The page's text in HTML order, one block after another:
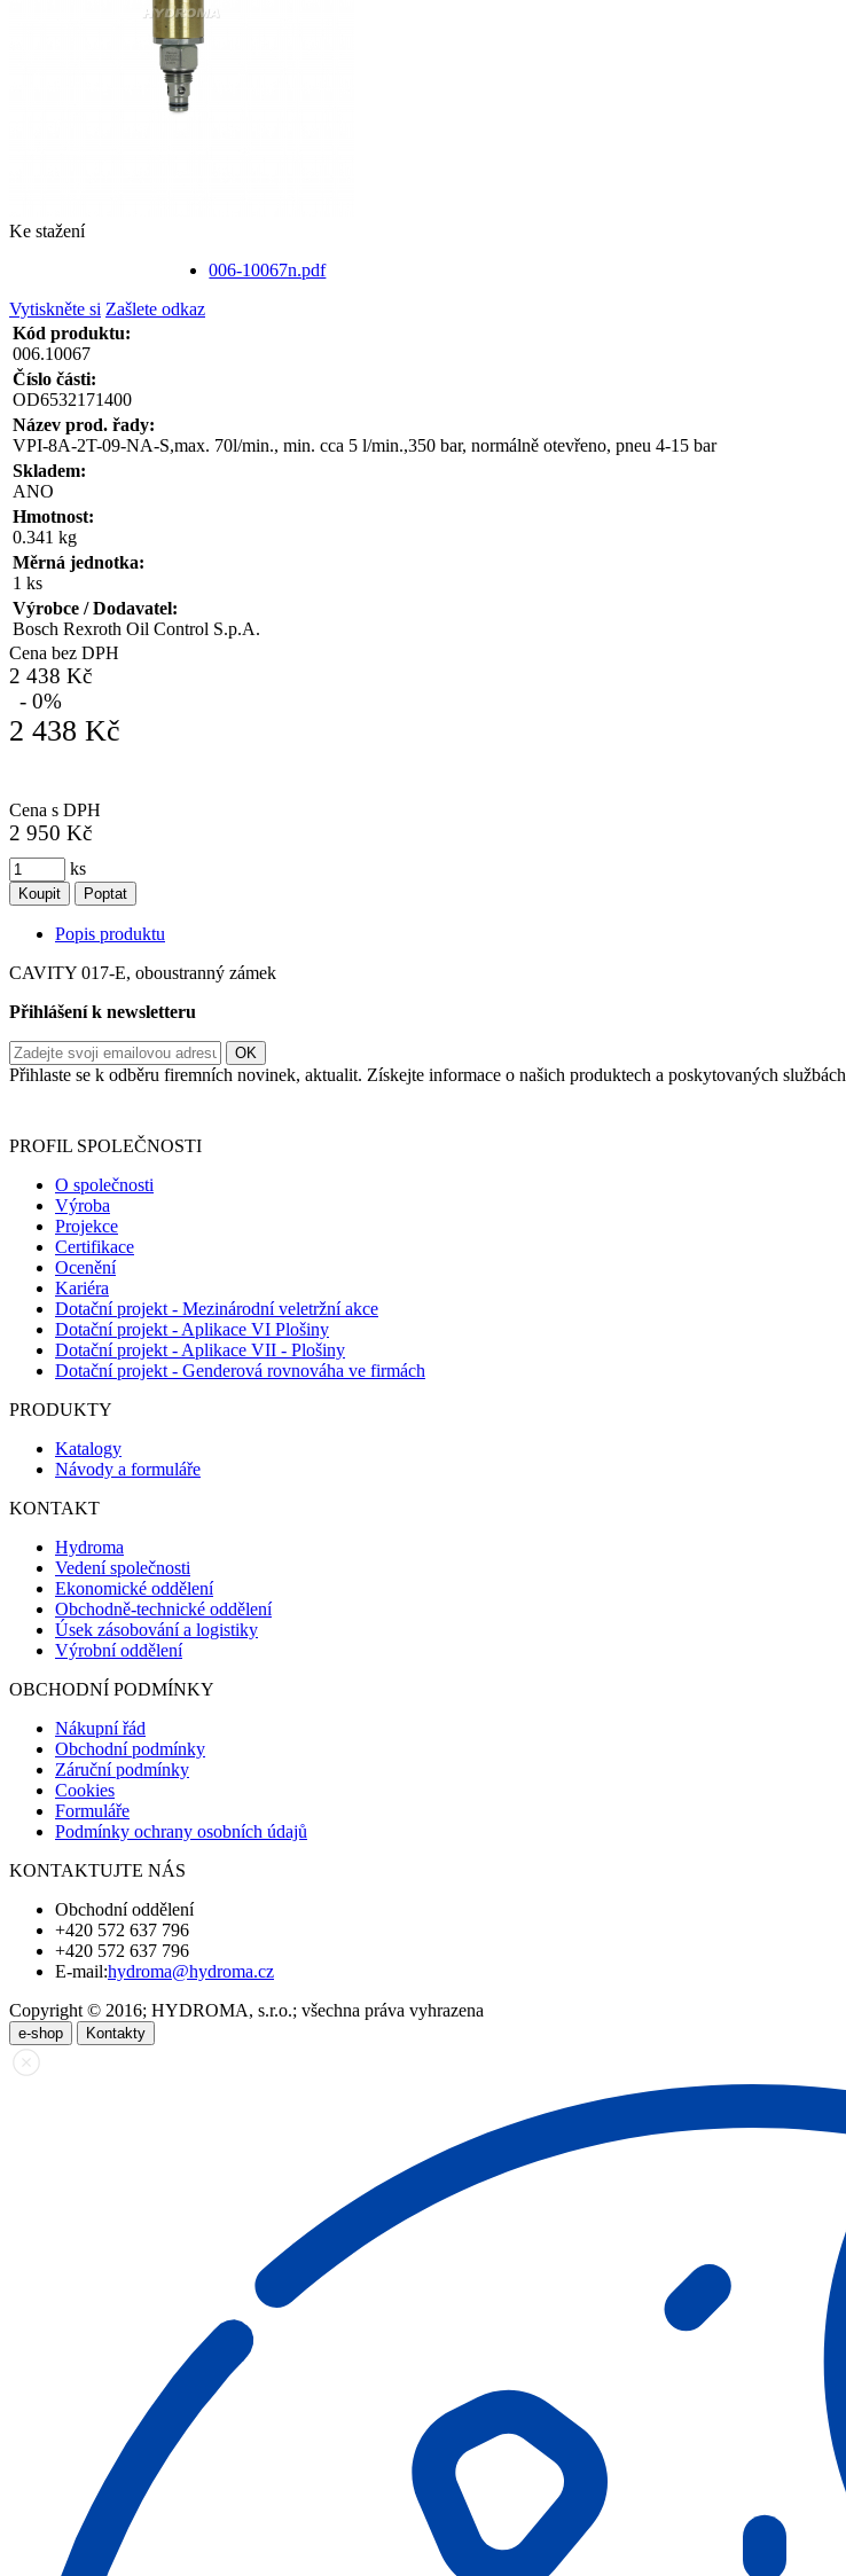
Ke stažení
006-10067n.pdf
Vytiskněte si Zašlete odkaz
Kód produktu:
006.10067
Číslo části:
OD6532171400
Název prod. řady:
VPI-8A-2T-09-NA-S,max. 70l/min., min. cca 5 l/min.,350 bar, normálně otevřeno, pneu 4-15 bar
Skladem:
ANO
Hmotnost:
0.341 kg
Měrná jednotka:
1 ks
Výrobce / Dodavatel:
Bosch Rexroth Oil Control S.p.A.
Cena bez DPH
2 438 Kč
- 0%
2 438 Kč
Cena s DPH
2 950 Kč
ks
Koupit Poptat
Popis produktu
CAVITY 017-E, oboustranný zámek
Přihlášení k newsletteru
Přihlaste se k odběru firemních novinek, aktualit. Získejte informace o našich produktech a poskytovaných službách
PROFIL SPOLEČNOSTI
O společnosti
Výroba
Projekce
Certifikace
Ocenění
Kariéra
Dotační projekt - Mezinárodní veletržní akce
Dotační projekt - Aplikace VI Plošiny
Dotační projekt - Aplikace VII - Plošiny
Dotační projekt - Genderová rovnováha ve firmách
PRODUKTY
Katalogy
Návody a formuláře
KONTAKT
Hydroma
Vedení společnosti
Ekonomické oddělení
Obchodně-technické oddělení
Úsek zásobování a logistiky
Výrobní oddělení
OBCHODNÍ PODMÍNKY
Nákupní řád
Obchodní podmínky
Záruční podmínky
Cookies
Formuláře
Podmínky ochrany osobních údajů
KONTAKTUJTE NÁS
Obchodní oddělení
+420 572 637 796
+420 572 637 796
E-mail:hydroma@hydroma.cz
Copyright © 2016; HYDROMA, s.r.o.; všechna práva vyhrazena
e-shop Kontakty